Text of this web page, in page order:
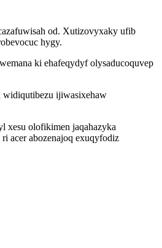
od. Xutizovyxaky ufib
hygy.
ki ehafeqydyf olysaducoquvep
widiqutibezu ijiwasixehaw
xesu olofikimen jaqahazyka
acer abozenajoq exuqyfodiz